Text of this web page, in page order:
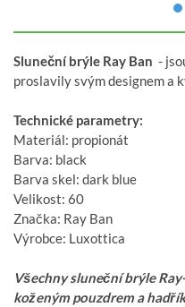
Sluneční brýle Ray Ban -
proslavily svým designem a
Technické parametry:
Materiál: propionát
Barva: black
Barva skel: dark blue
Velikost: 60
Značka: Ray Ban
Výrobce: Luxottica
Všechny sluneční brýle
koženým pouzdrem a